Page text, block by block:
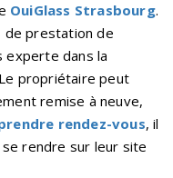
OuiGlass Strasbourg.
de prestation de
experte dans la
propriétaire peut
remise à neuve,
rendez-vous, il
rendre sur leur site